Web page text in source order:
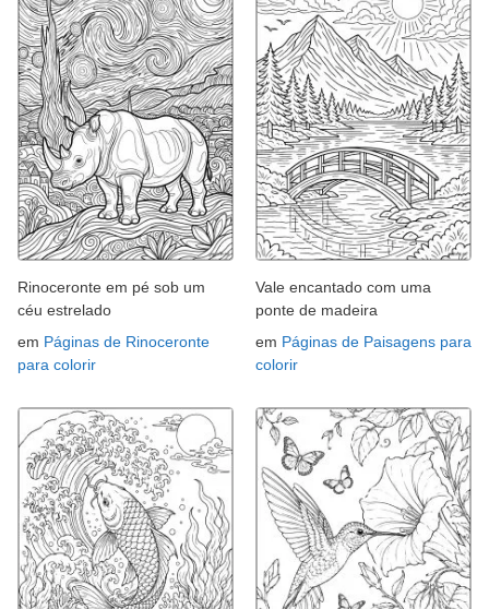
Rinoceronte em pé sob um
céu estrelado
em Páginas de Rinoceronte
para colorir
Vale encantado com uma
ponte de madeira
em Páginas de Paisagens para
colorir